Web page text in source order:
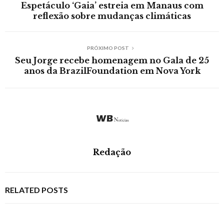
Espetáculo ‘Gaia’ estreia em Manaus com
reflexão sobre mudanças climáticas
PRÓXIMO POST
Seu Jorge recebe homenagem no Gala de 25
anos da BrazilFoundation em Nova York
Redação
RELATED POSTS